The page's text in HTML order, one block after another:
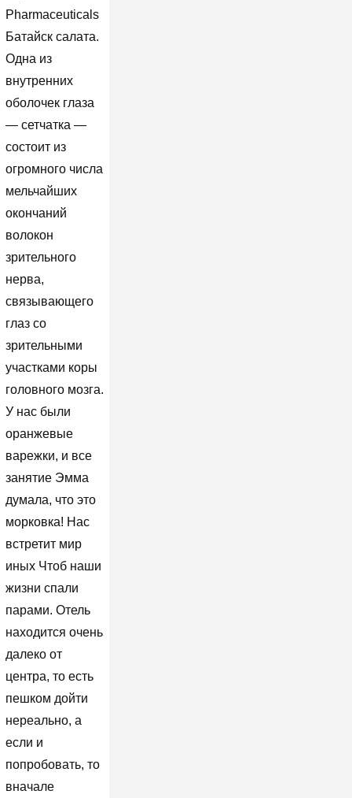
Pharmaceuticals
Батайск салата.
Одна из
внутренних
оболочек глаза
— сетчатка —
состоит из
огромного числа
мельчайших
окончаний
волокон
зрительного
нерва,
связывающего
глаз со
зрительными
участками коры
головного мозга.
У нас были
оранжевые
варежки, и все
занятие Эмма
думала, что это
морковка! Нас
встретит мир
иных Чтоб наши
жизни спали
парами. Отель
находится очень
далеко от
центра, то есть
пешком дойти
нереально, а
если и
попробовать, то
вначале